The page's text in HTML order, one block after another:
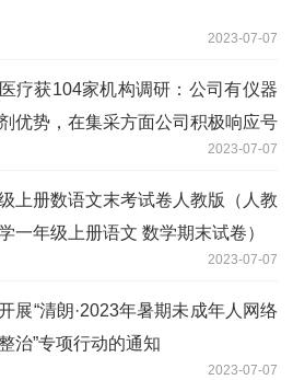
2023-07-07
疗获104家机构调研：公司有仪器
优势，在集采方面公司积极响应号
参与产品报价，争取多品种入选，进
增加在三甲医院的市场份额（附调研
2023-07-07
上册数语文末考试卷人教版（人教
一年级上册语文 数学期末试卷）
2023-07-07
展“清朗·2023年暑期未成年人网络
治”专项行动的通知
2023-07-07